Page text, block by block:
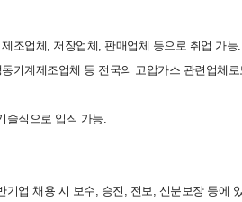
조업체, 저장업체, 판매업체 등으로 취업 가능.
기계제조업체 등 전국의 고압가스 관련업체
술직으로 입직 가능.
기업 채용 시 보수, 승진, 전보, 신분보장 등에